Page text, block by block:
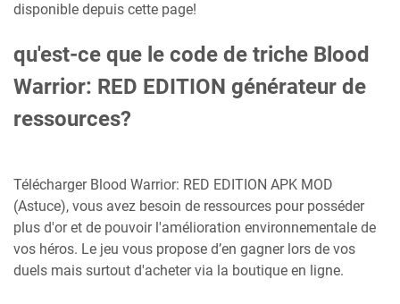
disponible depuis cette page!
qu'est-ce que le code de triche Blood
Warrior: RED EDITION générateur de
ressources?
Télécharger Blood Warrior: RED EDITION APK MOD
(Astuce), vous avez besoin de ressources pour posséder
plus d'or et de pouvoir l'amélioration environnementale de
vos héros. Le jeu vous propose d’en gagner lors de vos
duels mais surtout d'acheter via la boutique en ligne.